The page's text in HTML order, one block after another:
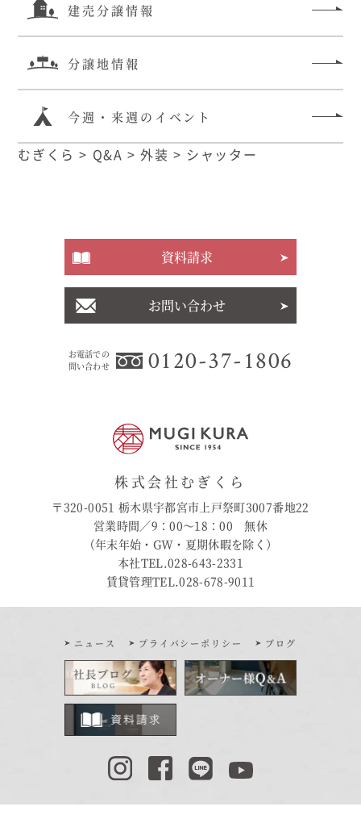
建売分譲情報
分譲地情報
今週・来週のイベント
むぎくら > Q&A >外装 > シャッター
お電話での
問い合わせ
0120-37-1806
資料請求
お問い合わせ
株式会社むぎくら
〒320-0051 栃木県宇都宮市上戸祭町3007番地22
営業時間／9：00〜18：00 無休
（年末年始・GW・夏期休暇を除く）
本社TEL.028-643-2331
賃貸管理TEL.028-678-9011
ニュース プライバシーポリシー ブログ